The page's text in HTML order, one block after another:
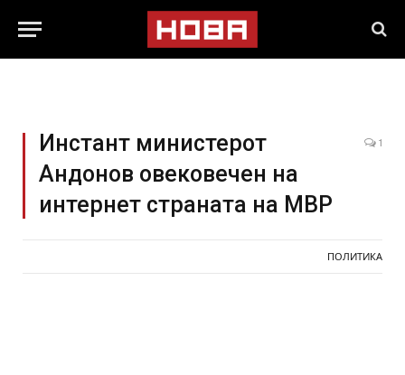
Инстант министерот
Андонов овековечен на
интернет страната на МВР
1
ПОЛИТИКА